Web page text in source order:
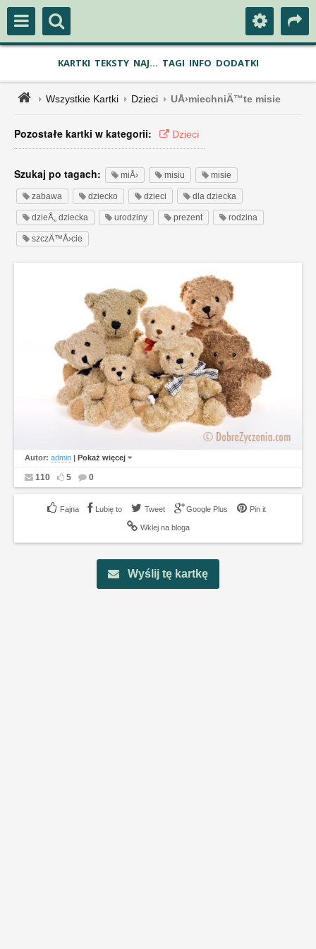
KARTKI TEKSTY NAJ... TAGI INFO DODATKI
Wszystkie Kartki Dzieci UÅ›miechniÄ™te misie
Pozostałe kartki w kategorii: Dzieci
Szukaj po tagach: miÅ› misiu misie
zabawa dziecko dzieci dla dziecka
dzieÅ„ dziecka urodziny prezent rodzina
szczÄ™Å›cie
Autor: admin | Pokaż więcej
110 5 0
Lubię to Tweet Google Plus Pin it
Wklej na bloga
Wyślij tę kartkę